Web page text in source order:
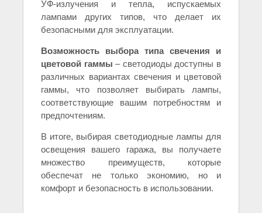
УФ-излучения и тепла, испускаемых
лампами других типов, что делает их
безопасными для эксплуатации.
Возможность выбора типа свечения и
цветовой гаммы – светодиоды доступны в
различных вариантах свечения и цветовой
гаммы, что позволяет выбирать лампы,
соответствующие вашим потребностям и
предпочтениям.
В итоге, выбирая светодиодные лампы для
освещения вашего гаража, вы получаете
множество преимуществ, которые
обеспечат не только экономию, но и
комфорт и безопасность в использовании.